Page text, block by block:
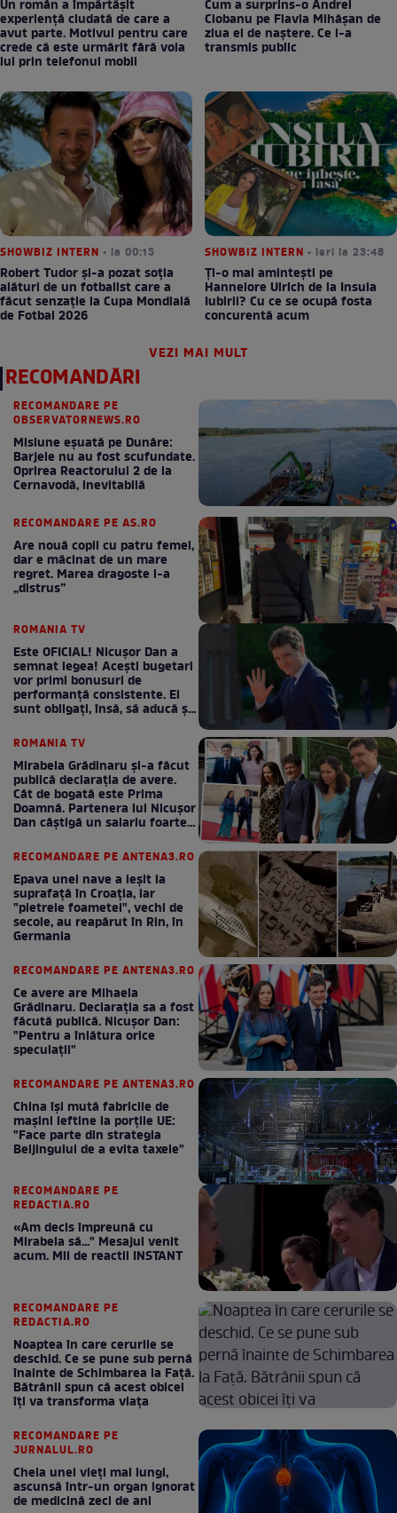
Un român a împărtășit
experiență ciudată de care a
avut parte. Motivul pentru care
crede că este urmărit fără voia
lui prin telefonul mobil
Cum a surprins-o Andrei
Ciobanu pe Flavia Mihășan de
ziua ei de naștere. Ce i-a
transmis public
SHOWBIZ INTERN • la 00:15
Robert Tudor și-a pozat soția
alături de un fotbalist care a
făcut senzație la Cupa Mondială
de Fotbal 2026
SHOWBIZ INTERN • ieri la 23:48
Ți-o mai amintești pe
Hannelore Ulrich de la Insula
Iubirii? Cu ce se ocupă fosta
concurentă acum
VEZI MAI MULT
RECOMANDĂRI
RECOMANDARE PE
OBSERVATORNEWS.RO
Misiune eșuată pe Dunăre:
Barjele nu au fost scufundate.
Oprirea Reactorului 2 de la
Cernavodă, inevitabilă
RECOMANDARE PE AS.RO
Are nouă copii cu patru femei,
dar e măcinat de un mare
regret. Marea dragoste l-a
„distrus”
ROMANIA TV
Este OFICIAL! Nicușor Dan a
semnat legea! Acești bugetari
vor primi bonusuri de
performanță consistente. Ei
sunt obligați, însă, să aducă și
ROMANIA TV
Mirabela Grădinaru și-a făcut
publică declarația de avere.
Cât de bogată este Prima
Doamnă. Partenera lui Nicușor
Dan câștigă un salariu foarte
RECOMANDARE PE ANTENA3.RO
Epava unei nave a ieșit la
suprafață în Croația, iar
"pietrele foametei", vechi de
secole, au reapărut în Rin, în
Germania
RECOMANDARE PE ANTENA3.RO
Ce avere are Mihaela
Grădinaru. Declarația sa a fost
făcută publică. Nicușor Dan:
"Pentru a înlătura orice
speculații"
RECOMANDARE PE ANTENA3.RO
China își mută fabricile de
mașini ieftine la porțile UE:
"Face parte din strategia
Beijingului de a evita taxele"
RECOMANDARE PE
REDACTIA.RO
«Am decis împreună cu
Mirabela să..." Mesajul venit
acum. Mii de reactii INSTANT
RECOMANDARE PE
REDACTIA.RO
Noaptea în care cerurile se
deschid. Ce se pune sub pernă
înainte de Schimbarea la Față.
Bătrânii spun că acest obicei
îți va transforma viața
RECOMANDARE PE
JURNALUL.RO
Cheia unei vieți mai lungi,
ascunsă într-un organ ignorat
de medicină zeci de ani